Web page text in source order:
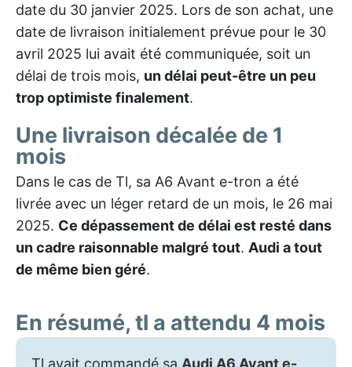
date du 30 janvier 2025. Lors de son achat, une
date de livraison initialement prévue pour le 30
avril 2025 lui avait été communiquée, soit un
délai de trois mois, un délai peut-être un peu
trop optimiste finalement.
Une livraison décalée de 1
mois
Dans le cas de Tl, sa A6 Avant e-tron a été
livrée avec un léger retard de un mois, le 26 mai
2025. Ce dépassement de délai est resté dans
un cadre raisonnable malgré tout. Audi a tout
de même bien géré.
En résumé, tl a attendu 4 mois
Tl avait commandé sa Audi A6 Avant e-